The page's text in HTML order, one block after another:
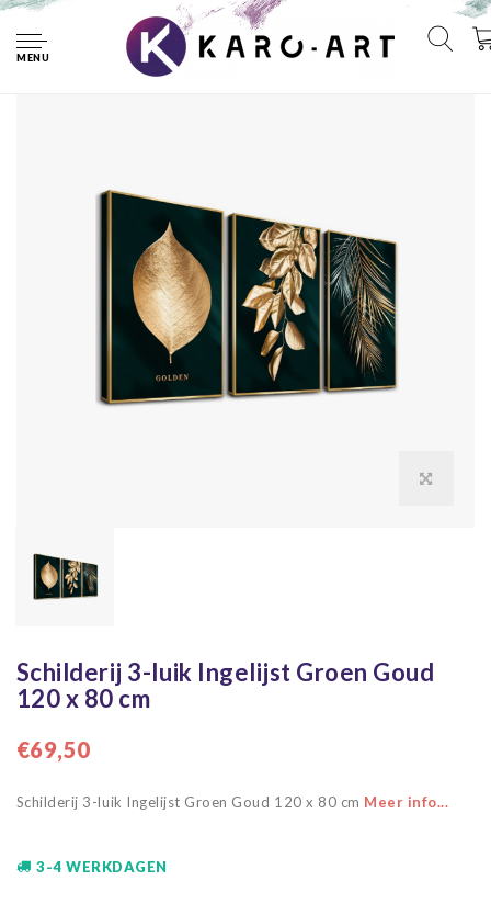
MENU
Schilderij 3-luik Ingelijst Groen Goud 120 x 80 cm
Schilderij 3-luik Ingelijst Groen Goud
120 x 80 cm
€69,50
Schilderij 3-luik Ingelijst Groen Goud 120 x 80 cm Meer info...
3-4 WERKDAGEN